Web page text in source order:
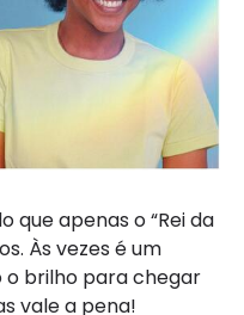
que apenas o “Rei da
Às vezes é um
brilho para chegar
vale a pena!